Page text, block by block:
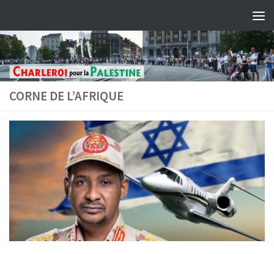
CORNE DE L’AFRIQUE